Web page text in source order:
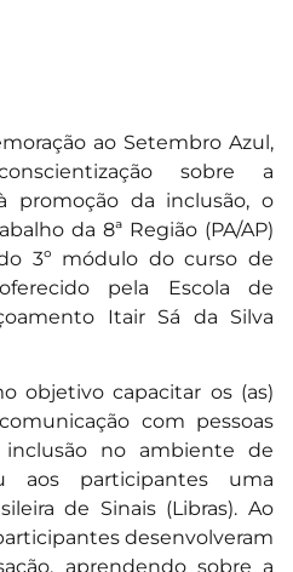
ao Setembro Azul,
sobre a
promoção da inclusão, o
da 8ª Região (PA/AP)
3º módulo do curso de
pela Escola de
Itair Sá da Silva
objetivo capacitar os (as)
com pessoas
no ambiente de
aos participantes uma
de Sinais (Libras). Ao
desenvolveram
aprendendo sobre a